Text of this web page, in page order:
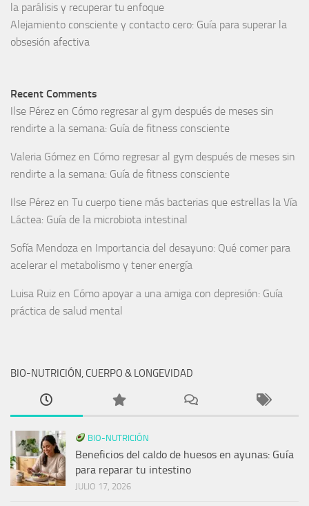
la parálisis y recuperar tu enfoque
Alejamiento consciente y contacto cero: Guía para superar la
obsesión afectiva
Recent Comments
Ilse Pérez en Cómo regresar al gym después de meses sin
rendirte a la semana: Guía de fitness consciente
Valeria Gómez en Cómo regresar al gym después de meses sin
rendirte a la semana: Guía de fitness consciente
Ilse Pérez en Tu cuerpo tiene más bacterias que estrellas la Vía
Láctea: Guía de la microbiota intestinal
Sofía Mendoza en Importancia del desayuno: Qué comer para
acelerar el metabolismo y tener energía
Luisa Ruiz en Cómo apoyar a una amiga con depresión: Guía
práctica de salud mental
BIO-NUTRICIÓN, CUERPO & LONGEVIDAD
BIO-NUTRICIÓN
Beneficios del caldo de huesos en ayunas: Guía
para reparar tu intestino
JULIO 17, 2026